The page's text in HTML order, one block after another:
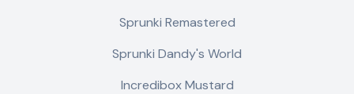
Sprunki Remastered
Sprunki Dandy's World
Incredibox Mustard